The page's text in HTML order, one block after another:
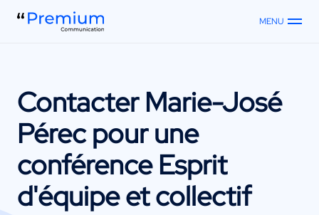
MENU
ContacterMarie-José
Pérecpour une
conférence Esprit
d'équipe et collectif